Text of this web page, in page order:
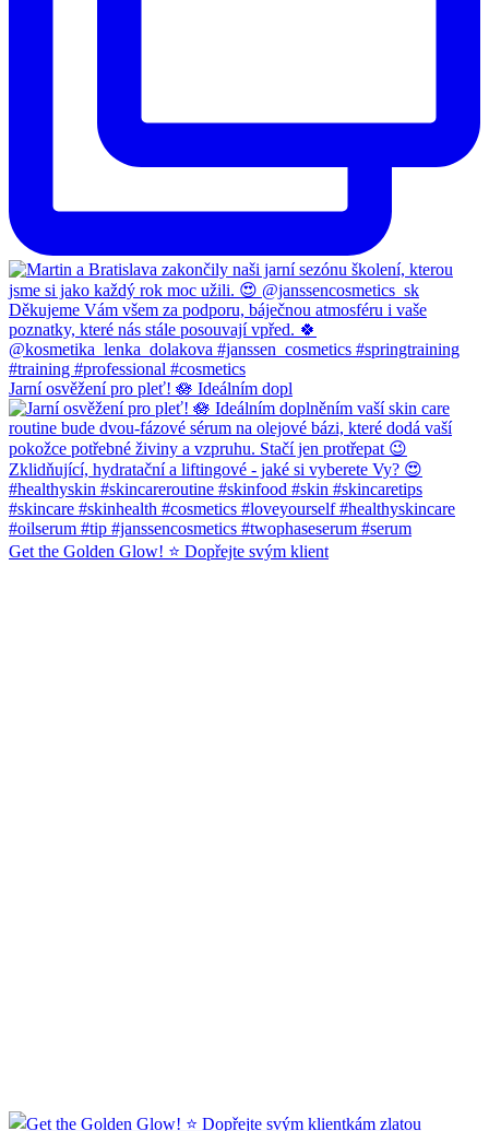
Jarní osvěžení pro pleť! 🪷 Ideálním dopl
Get the Golden Glow! ⭐️ Dopřejte svým klient